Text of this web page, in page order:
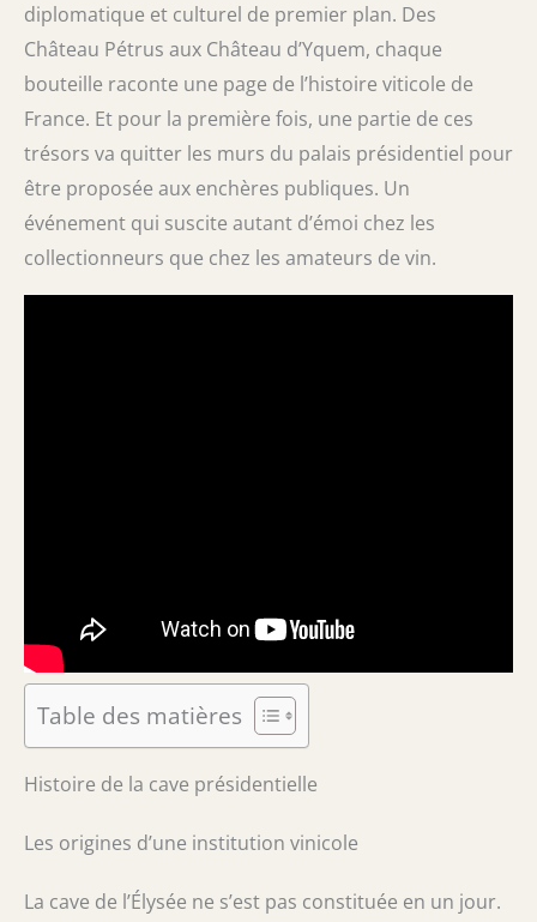
diplomatique et culturel de premier plan. Des
Château Pétrus aux Château d’Yquem, chaque
bouteille raconte une page de l’histoire viticole de
France. Et pour la première fois, une partie de ces
trésors va quitter les murs du palais présidentiel pour
être proposée aux enchères publiques. Un
événement qui suscite autant d’émoi chez les
collectionneurs que chez les amateurs de vin.
Table des matières
Histoire de la cave présidentielle
Les origines d’une institution vinicole
La cave de l’Élysée ne s’est pas constituée en un jour.